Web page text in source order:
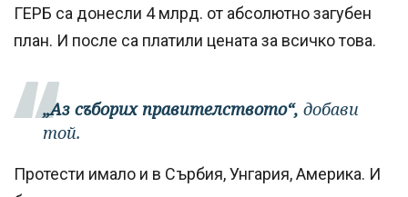
ГЕРБ са донесли 4 млрд. от абсолютно загубен
план. И после са платили цената за всичко това.
„Аз съборих правителството“, добави
той.
Протести имало и в Сърбия, Унгария, Америка. И